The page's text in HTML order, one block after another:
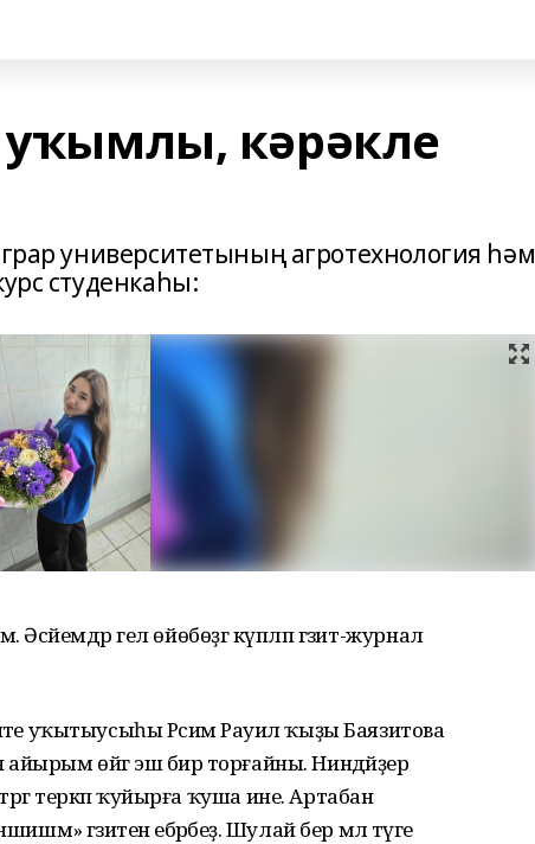
кәрәкле
университетының агротехнология һәм
студенкаһы:
Әсәйемдәр гел өйөбөҙгә күпләп гәзит-журнал
уҡытыусыһы Рәсимә Рауил ҡыҙы Баязитова
өйгә эш бирә торғайны. Ниндәйҙер
теркәп ҡуйырға ҡуша ине. Артабан
гәзитенә ебәрәбеҙ. Шулай бер мәл тәүге